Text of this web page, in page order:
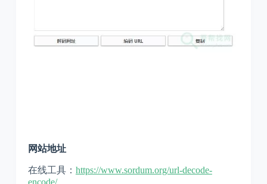
网站地址
在线工具： https://www.sordum.org/url-decode-
encode/